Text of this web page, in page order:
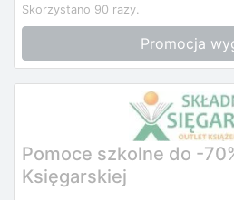
Skorzystano 90 razy.
Promocja
Pomoce szkolne do -
Księgarskiej